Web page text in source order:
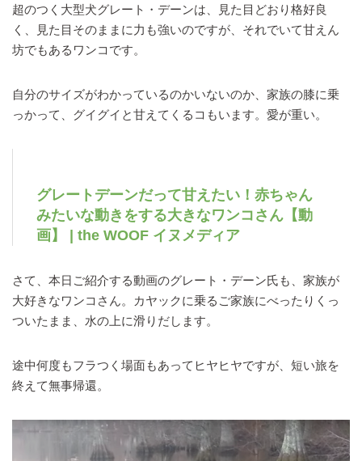
超のつく大型犬グレート・デーンは、見た目どおり格好良
く、見た目そのままに力も強いのですが、それでいて甘えん
坊でもあるワンコです。
自分のサイズがわかっているのかいないのか、家族の膝に乗
っかって、グイグイと甘えてくるコもいます。愛が重い。
グレートデーンだって甘えたい！赤ちゃん
みたいな動きをする大きなワンコさん【動
画】 | the WOOF イヌメディア
さて、本日ご紹介する動画のグレート・デーン氏も、家族が
大好きなワンコさん。カヤックに乗るご家族にべったりくっ
ついたまま、水の上に滑りだします。
途中何度もフラつく場面もあってヒヤヒヤですが、短い旅を
終えて無事帰還。